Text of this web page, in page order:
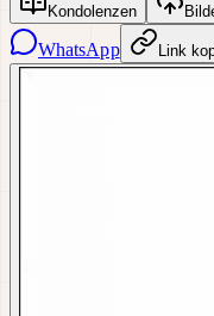
Kondolenzen
WhatsApp Link